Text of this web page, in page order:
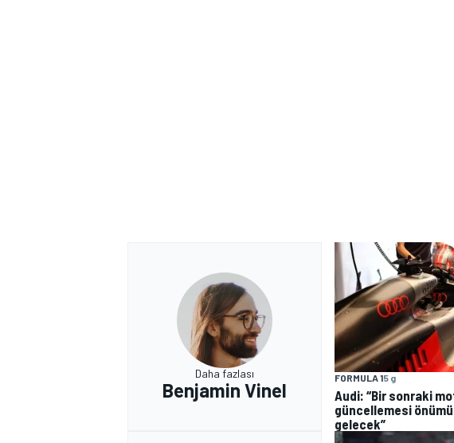
Daha fazlası
Benjamin Vinel
FORMULA 15 g
Audi: “Bir sonraki
güncellemesi
gelecek”